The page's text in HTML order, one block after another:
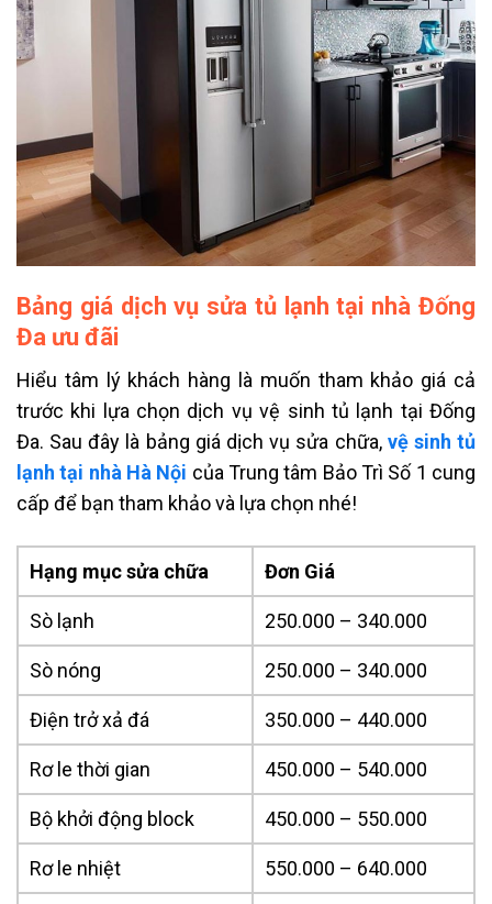
Bảng giá dịch vụ sửa tủ lạnh tại nhà Đống
Đa ưu đãi
Hiểu tâm lý khách hàng là muốn tham khảo giá cả
trước khi lựa chọn dịch vụ vệ sinh tủ lạnh tại Đống
Đa. Sau đây là bảng giá dịch vụ sửa chữa, vệ sinh tủ
lạnh tại nhà Hà Nội của Trung tâm Bảo Trì Số 1 cung
cấp để bạn tham khảo và lựa chọn nhé!
Hạng mục sửa chữa Đơn Giá
Sò lạnh 250.000 – 340.000
Sò nóng 250.000 – 340.000
Điện trở xả đá 350.000 – 440.000
Rơ le thời gian 450.000 – 540.000
Bộ khởi động block 450.000 – 550.000
Rơ le nhiệt 550.000 – 640.000